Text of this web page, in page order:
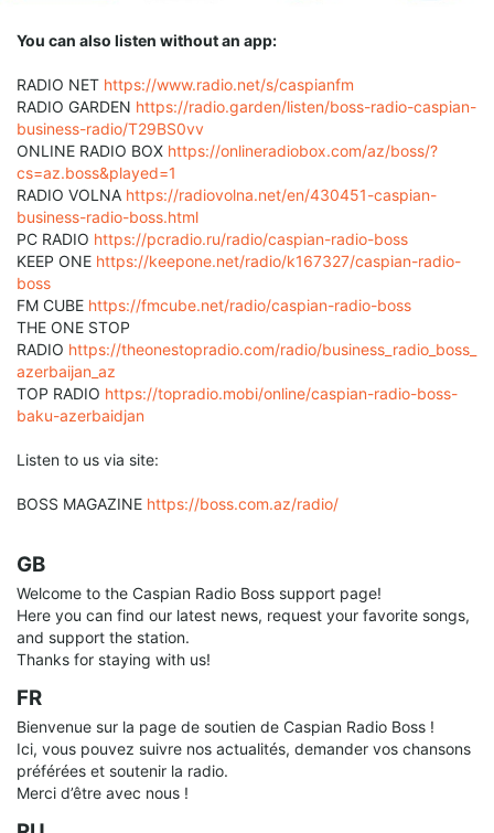
You can also listen without an app:
RADIO NET https://www.radio.net/s/caspianfm
RADIO GARDEN https://radio.garden/listen/boss-radio-caspian-
business-radio/T29BS0vv
ONLINE RADIO BOX https://onlineradiobox.com/az/boss/?
cs=az.boss&played=1
RADIO VOLNA https://radiovolna.net/en/430451-caspian-
business-radio-boss.html
PC RADIO https://pcradio.ru/radio/caspian-radio-boss
KEEP ONE https://keepone.net/radio/k167327/caspian-radio-
boss
FM CUBE https://fmcube.net/radio/caspian-radio-boss
THE ONE STOP
RADIO https://theonestopradio.com/radio/business_radio_boss_
azerbaijan_az
TOP RADIO https://topradio.mobi/online/caspian-radio-boss-
baku-azerbaidjan
Listen to us via site:
BOSS MAGAZINE https://boss.com.az/radio/
GB
Welcome to the Caspian Radio Boss support page!
Here you can find our latest news, request your favorite songs,
and support the station.
Thanks for staying with us!
FR
Bienvenue sur la page de soutien de Caspian Radio Boss !
Ici, vous pouvez suivre nos actualités, demander vos chansons
préférées et soutenir la radio.
Merci d’être avec nous !